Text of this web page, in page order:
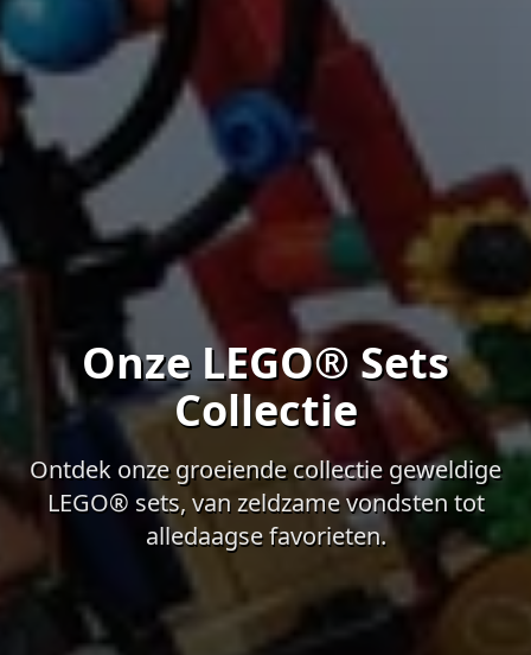
Onze LEGO® Sets
Collectie
Ontdek onze groeiende collectie geweldige
LEGO® sets, van zeldzame vondsten tot
alledaagse favorieten.